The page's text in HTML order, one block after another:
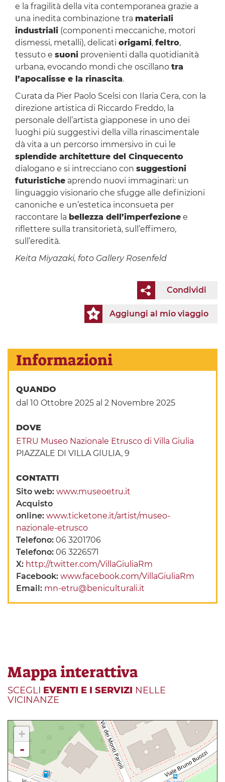
e la fragilità della vita contemporanea grazie a
una inedita combinazione tra materiali
industriali(componenti meccaniche, motori
dismessi, metalli), delicati origami, feltro,
tessuto e suoniprovenienti dalla quotidianità
urbana, evocando mondi che oscillano tra
l’apocalisse e la rinascita.
Curata da Pier Paolo Scelsi con Ilaria Cera, con la
direzione artistica di Riccardo Freddo, la
personale dell’artista giapponese in uno dei
luoghi più suggestivi della villa rinascimentale
dà vita a un percorso immersivo in cui le
splendide architetture del Cinquecento
dialogano e si intrecciano con suggestioni
futuristicheaprendo nuovi immaginari: un
linguaggio visionario che sfugge alle definizioni
canoniche e un’estetica inconsueta per
raccontare la bellezza dell’imperfezionee
riflettere sulla transitorietà, sull’effimero,
sull’eredità.
Keita Miyazaki, foto Gallery Rosenfeld
Condividi
Aggiungi al mio viaggio
Informazioni
QUANDO
dal 10 Ottobre 2025 al 2 Novembre 2025
DOVE
ETRU Museo Nazionale Etrusco di Villa Giulia
PIAZZALE DI VILLA GIULIA, 9
CONTATTI
Sito web:www.museoetru.it
Acquisto
online:www.ticketone.it/artist/museo-
nazionale-etrusco
Telefono:06 3201706
Telefono:06 3226571
X: http://twitter.com/VillaGiuliaRm
Facebook:www.facebook.com/VillaGiuliaRm
Email: mn-etru@beniculturali.it
Mappa interattiva
SCEGLI EVENTI E I SERVIZI NELLE
VICINANZE
+
-